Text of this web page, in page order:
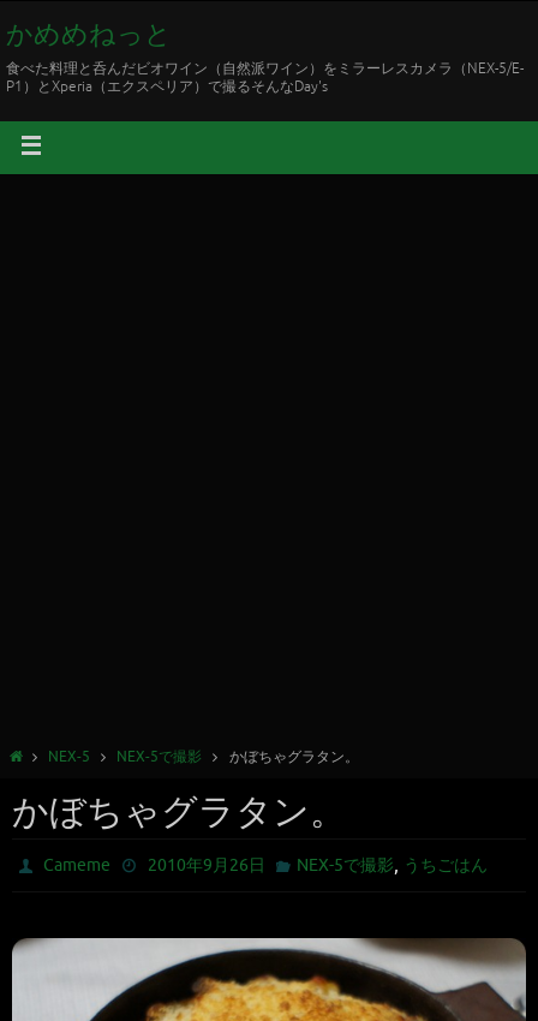
かめめねっと
食べた料理と呑んだビオワイン（自然派ワイン）をミラーレスカメラ（NEX-5/E-
P1）とXperia（エクスペリア）で撮るそんなDay's
NEX-5 NEX-5で撮影 かぼちゃグラタン。
かぼちゃグラタン。
Cameme 2010年9月26日 NEX-5で撮影, うちごはん